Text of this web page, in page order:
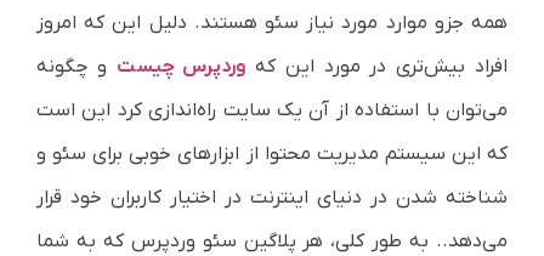
همه جزو موارد مورد نیاز سئو هستند. دلیل این که امروز
افراد بیش‌تری در مورد این کهوردپرس چیست و چگونه
می‌توان با استفاده از آن یک سایت راه‌اندازی کرد این است
که این سیستم مدیریت محتوا از ابزارهای خوبی برای سئو و
شناخته شدن در دنیای اینترنت در اختیار کاربران خود قرار
می‌دهد.. به طور کلی، هر پلاگین سئو وردپرس که به شما